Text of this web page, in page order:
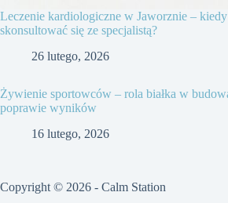
Leczenie kardiologiczne w Jaworznie –
skonsultować się ze specjalistą?
26 lutego, 2026
Żywienie sportowców – rola białka w
poprawie wyników
16 lutego, 2026
Copyright © 2026 - Calm Station